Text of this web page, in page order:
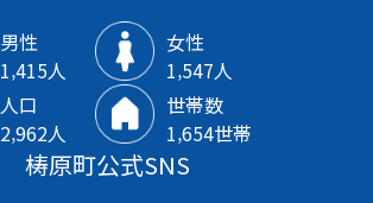
男性
1‚415人
女性
1‚547人
人口
2‚962人
世帯数
1‚654世帯
梼原町公式SNS